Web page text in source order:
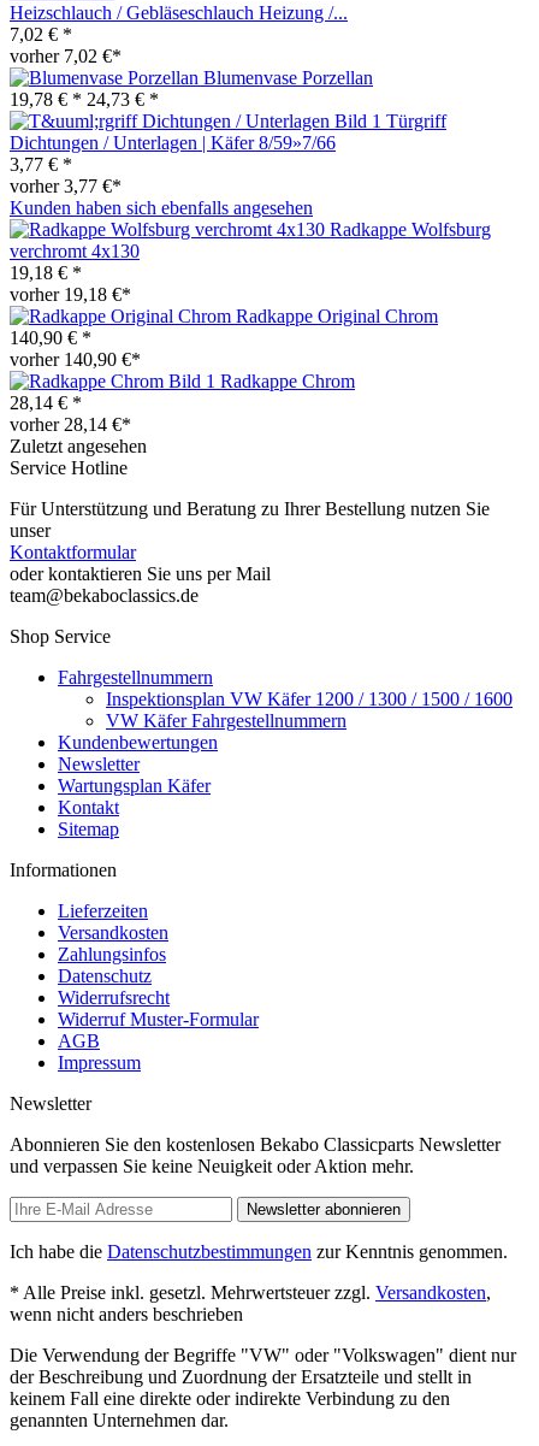
Heizschlauch / Gebläseschlauch Heizung /...
7,02 € *
vorher 7,02 €*
Blumenvase Porzellan
19,78 € * 24,73 € *
Türgriff
Dichtungen / Unterlagen | Käfer 8/59»7/66
3,77 € *
vorher 3,77 €*
Kunden haben sich ebenfalls angesehen
Radkappe Wolfsburg
verchromt 4x130
19,18 € *
vorher 19,18 €*
Radkappe Original Chrom
140,90 € *
vorher 140,90 €*
Radkappe Chrom
28,14 € *
vorher 28,14 €*
Zuletzt angesehen
Service Hotline
Für Unterstützung und Beratung zu Ihrer Bestellung nutzen Sie
unser
Kontaktformular
oder kontaktieren Sie uns per Mail
team@bekaboclassics.de
Shop Service
Fahrgestellnummern
Inspektionsplan VW Käfer 1200 / 1300 / 1500 / 1600
VW Käfer Fahrgestellnummern
Kundenbewertungen
Newsletter
Wartungsplan Käfer
Kontakt
Sitemap
Informationen
Lieferzeiten
Versandkosten
Zahlungsinfos
Datenschutz
Widerrufsrecht
Widerruf Muster-Formular
AGB
Impressum
Newsletter
Abonnieren Sie den kostenlosen Bekabo Classicparts Newsletter
und verpassen Sie keine Neuigkeit oder Aktion mehr.
Newsletter abonnieren
Ich habe die Datenschutzbestimmungen zur Kenntnis genommen.
* Alle Preise inkl. gesetzl. Mehrwertsteuer zzgl. Versandkosten,
wenn nicht anders beschrieben
Die Verwendung der Begriffe "VW" oder "Volkswagen" dient nur
der Beschreibung und Zuordnung der Ersatzteile und stellt in
keinem Fall eine direkte oder indirekte Verbindung zu den
genannten Unternehmen dar.